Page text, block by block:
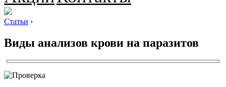
Статьи ›
Виды анализов крови на паразитов